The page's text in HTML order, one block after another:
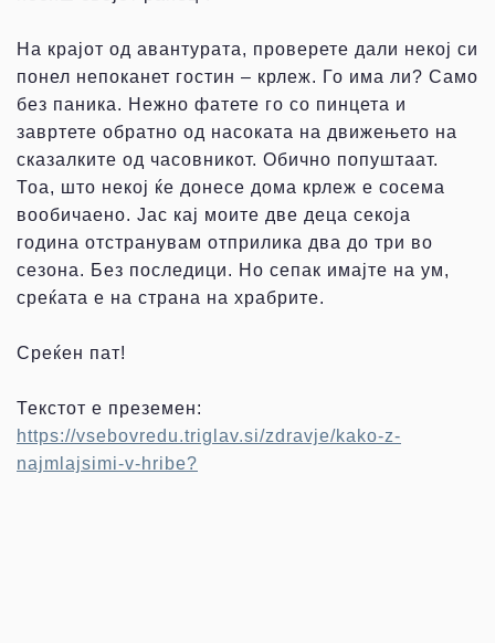
На крајот од авантурата, проверете дали некој си
понел непоканет гостин – крлеж. Го има ли? Само
без паника. Нежно фатете го со пинцета и
завртете обратно од насоката на движењето на
сказалките од часовникот. Обично попуштаат.
Тоа, што некој ќе донесе дома крлеж е сосема
вообичаено. Јас кај моите две деца секоја
година отстранувам отприлика два до три во
сезона. Без последици. Но сепак имајте на ум,
среќата е на страна на храбрите.
Среќен пат!
Текстот е преземен:
https://vsebovredu.triglav.si/zdravje/kako-z-
najmlajsimi-v-hribe?